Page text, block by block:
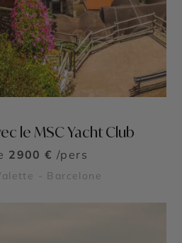
le MSC Yacht Club
2900 € /pers
- Barcelone